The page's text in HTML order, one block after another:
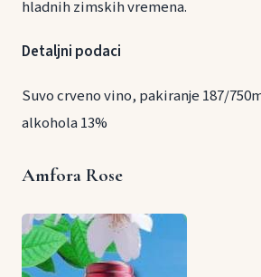
hladnih zimskih vremena.
Detaljni podaci
Suvo crveno vino, pakiranje 187/
alkohola 13%
Amfora Rose